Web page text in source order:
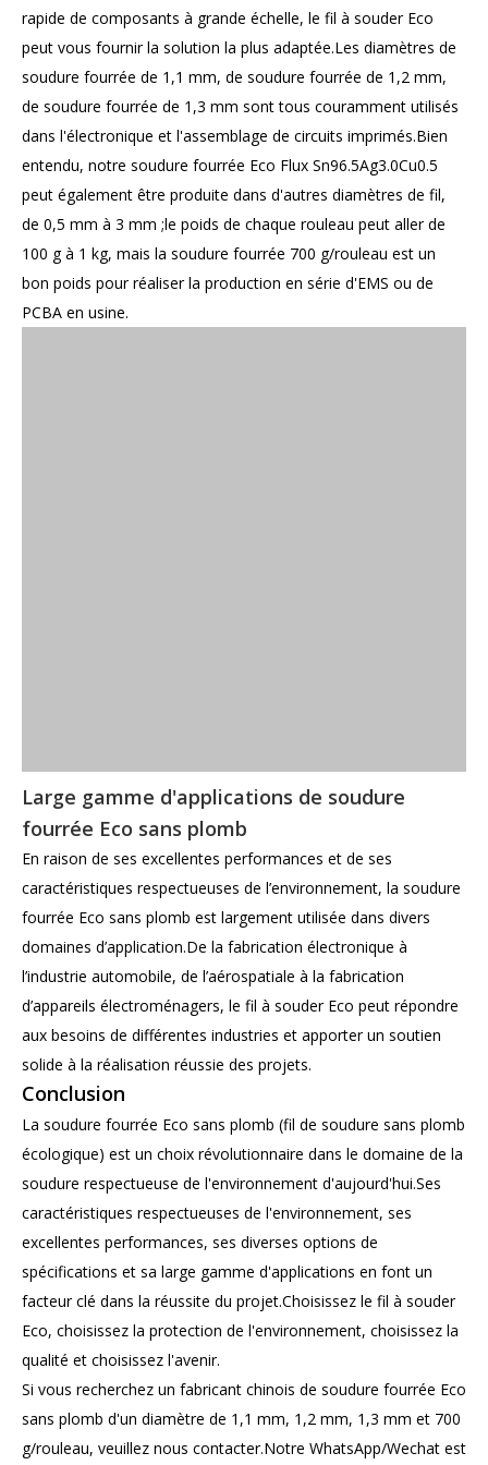
rapide de composants à grande échelle, le fil à souder Eco
peut vous fournir la solution la plus adaptée.Les diamètres de
soudure fourrée de 1,1 mm, de soudure fourrée de 1,2 mm,
de soudure fourrée de 1,3 mm sont tous couramment utilisés
dans l'électronique et l'assemblage de circuits imprimés.Bien
entendu, notre soudure fourrée Eco Flux Sn96.5Ag3.0Cu0.5
peut également être produite dans d'autres diamètres de fil,
de 0,5 mm à 3 mm ;le poids de chaque rouleau peut aller de
100 g à 1 kg, mais la soudure fourrée 700 g/rouleau est un
bon poids pour réaliser la production en série d'EMS ou de
PCBA en usine.
Large gamme d'applications de soudure
fourrée Eco sans plomb
En raison de ses excellentes performances et de ses
caractéristiques respectueuses de l’environnement, la soudure
fourrée Eco sans plomb est largement utilisée dans divers
domaines d’application.De la fabrication électronique à
l’industrie automobile, de l’aérospatiale à la fabrication
d’appareils électroménagers, le fil à souder Eco peut répondre
aux besoins de différentes industries et apporter un soutien
solide à la réalisation réussie des projets.
Conclusion
La soudure fourrée Eco sans plomb (fil de soudure sans plomb
écologique) est un choix révolutionnaire dans le domaine de la
soudure respectueuse de l'environnement d'aujourd'hui.Ses
caractéristiques respectueuses de l'environnement, ses
excellentes performances, ses diverses options de
spécifications et sa large gamme d'applications en font un
facteur clé dans la réussite du projet.Choisissez le fil à souder
Eco, choisissez la protection de l'environnement, choisissez la
qualité et choisissez l'avenir.
Si vous recherchez un fabricant chinois de soudure fourrée Eco
sans plomb d'un diamètre de 1,1 mm, 1,2 mm, 1,3 mm et 700
g/rouleau, veuillez nous contacter.Notre WhatsApp/Wechat est